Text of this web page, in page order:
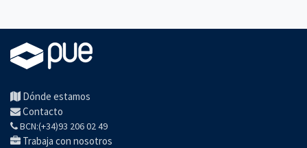
Dónde estamos
Contacto
BCN:(+34)93 206 02 49
Trabaja con nosotros